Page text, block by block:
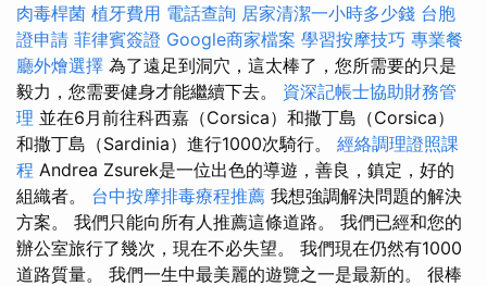
肉毒桿菌 植牙費用 電話查詢 居家清潔一小時多少錢 台胞
證申請 菲律賓簽證 Google商家檔案 學習按摩技巧 專業餐
廳外燴選擇 為了遠足到洞穴，這太棒了，您所需要的只是
毅力，您需要健身才能繼續下去。 資深記帳士協助財務管
理 並在6月前往科西嘉（Corsica）和撒丁島（Corsica）
和撒丁島（Sardinia）進行1000次騎行。 經絡調理證照課
程 Andrea Zsurek是一位出色的導遊，善良，鎮定，好的
組織者。 台中按摩排毒療程推薦 我想強調解決問題的解決
方案。 我們只能向所有人推薦這條道路。 我們已經和您的
辦公室旅行了幾次，現在不必失望。 我們現在仍然有1000
道路質量。 我們一生中最美麗的遊覽之一是最新的。 很棒